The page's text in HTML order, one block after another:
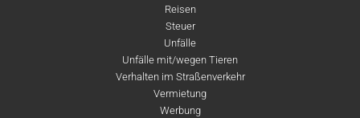
Reisen
Steuer
Unfälle
Unfälle mit/wegen Tieren
Verhalten im Straßenverkehr
Vermietung
Werbung